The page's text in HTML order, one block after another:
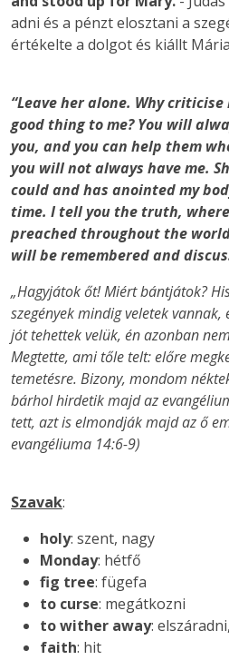
adni és a pénzt elosztani a
értékelte a dolgot és kiállt
“Leave her alone. Why
good thing to me? You will
you, and you can help them
you will not always have me.
could and has anointed my
time. I tell you the truth,
preached throughout the
will be remembered and
„Hagyjátok őt! Miért bántjátok?
szegények mindig veletek
jót tehettek velük, én azonban
Megtette, ami tőle telt: előre
temetésre. Bizony, mondom
bárhol hirdetik majd az
tett, azt is elmondják majd az ő
evangéliuma 14:6-9)
Szavak:
holy: szent, nagy
Monday: hétfő
fig tree: fügefa
to curse: megátkozni
to wither away:
faith: hit